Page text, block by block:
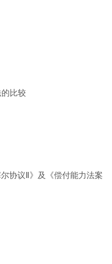
比较
协议Ⅱ》及《偿付能力法案